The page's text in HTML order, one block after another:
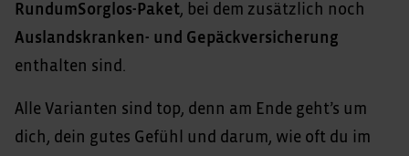
RundumSorglos-Paket, bei dem zusätzlich noch
Auslandskranken- und Gepäckversicherung
enthalten sind.
Alle Varianten sind top, denn am Ende geht’s um
dich, dein gutes Gefühl und darum, wie oft du im